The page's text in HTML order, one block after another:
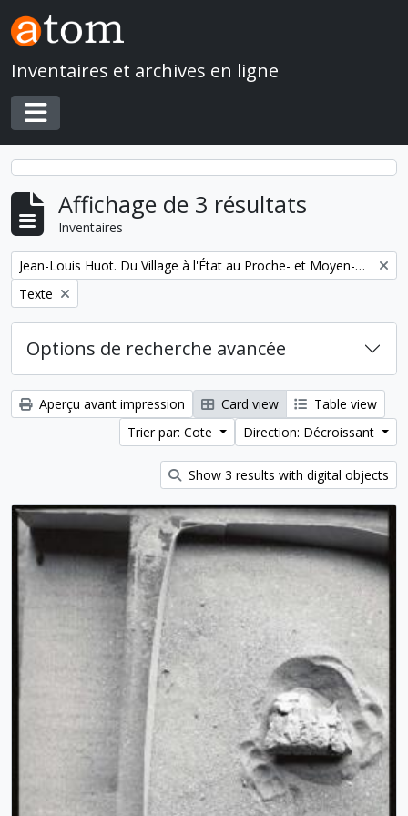
Skip to main content
Inventaires et archives en ligne
Toggle navigation
Affichage de 3 résultats
Inventaires
Remove filter:
Jean-Louis Huot. Du Village à l'État au Proche- et Moyen-Orient
Remove filter:
Texte
Options de recherche avancée
Aperçu avant impression Card view
Table view
Trier par: Cote
Direction: Décroissant
Show 3 results with digital objects